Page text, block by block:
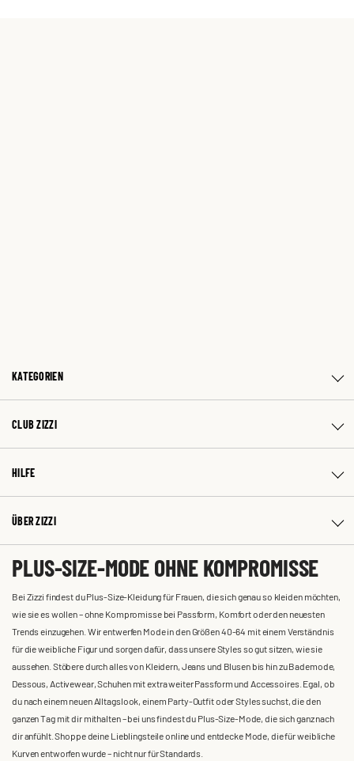
KATEGORIEN
CLUB ZIZZI
HILFE
ÜBER ZIZZI
PLUS-SIZE-MODE OHNE KOMPROMISSE
Bei Zizzi findest du Plus-Size-Kleidung für Frauen, die sich genau so kleiden möchten,
wie sie es wollen – ohne Kompromisse bei Passform, Komfort oder den neuesten
Trends einzugehen. Wir entwerfen Mode in den Größen 40-64 mit einem Verständnis
für die weibliche Figur und sorgen dafür, dass unsere Styles so gut sitzen, wie sie
aussehen. Stöbere durch alles von Kleidern, Jeans und Blusen bis hin zu Bademode,
Dessous, Activewear, Schuhen mit extra weiter Passform und Accessoires. Egal, ob
du nach einem neuen Alltagslook, einem Party-Outfit oder Styles suchst, die den
ganzen Tag mit dir mithalten – bei uns findest du Plus-Size-Mode, die sich ganz nach
dir anfühlt. Shoppe deine Lieblingsteile online und entdecke Mode, die für weibliche
Kurven entworfen wurde – nicht nur für Standards.